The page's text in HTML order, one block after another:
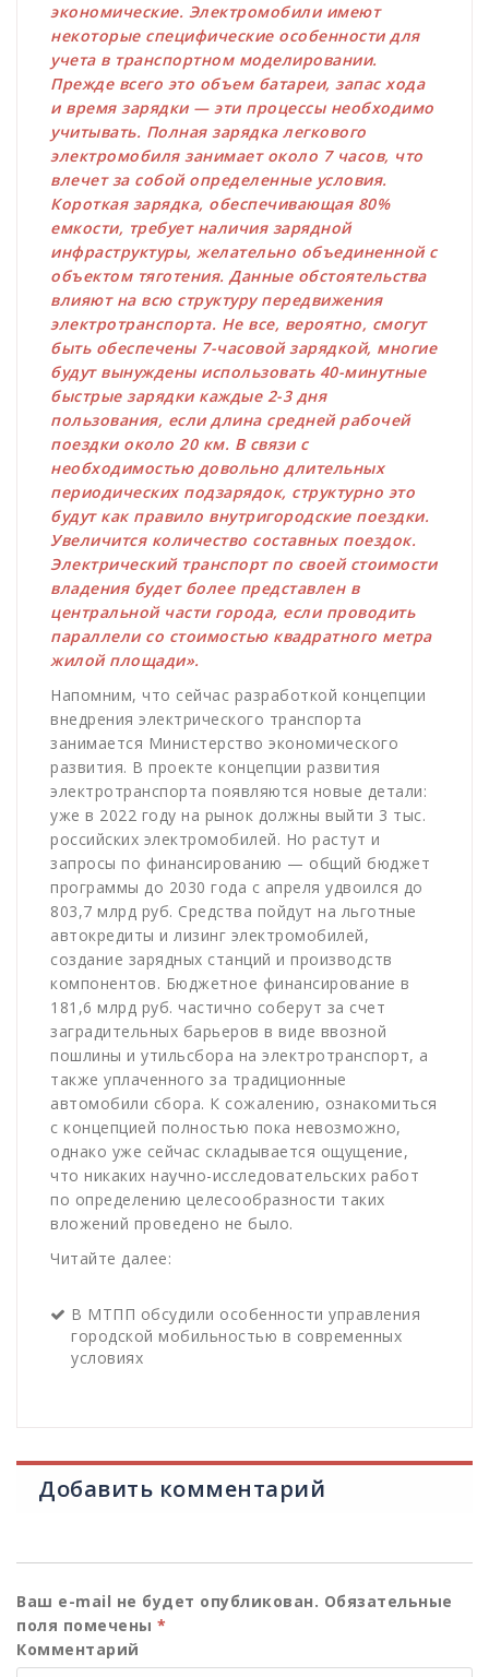
экономические. Электромобили имеют
некоторые специфические особенности для
учета в транспортном моделировании.
Прежде всего это объем батареи, запас хода
и время зарядки — эти процессы необходимо
учитывать. Полная зарядка легкового
электромобиля занимает около 7 часов, что
влечет за собой определенные условия.
Короткая зарядка, обеспечивающая 80%
емкости, требует наличия зарядной
инфраструктуры, желательно объединенной с
объектом тяготения. Данные обстоятельства
влияют на всю структуру передвижения
электротранспорта. Не все, вероятно, смогут
быть обеспечены 7-часовой зарядкой, многие
будут вынуждены использовать 40-минутные
быстрые зарядки каждые 2-3 дня
пользования, если длина средней рабочей
поездки около 20 км. В связи с
необходимостью довольно длительных
периодических подзарядок, структурно это
будут как правило внутригородские поездки.
Увеличится количество составных поездок.
Электрический транспорт по своей стоимости
владения будет более представлен в
центральной части города, если проводить
параллели со стоимостью квадратного метра
жилой площади».
Напомним, что сейчас разработкой концепции
внедрения электрического транспорта
занимается Министерство экономического
развития. В проекте концепции развития
электротранспорта появляются новые детали:
уже в 2022 году на рынок должны выйти 3 тыс.
российских электромобилей. Но растут и
запросы по финансированию — общий бюджет
программы до 2030 года с апреля удвоился до
803,7 млрд руб. Средства пойдут на льготные
автокредиты и лизинг электромобилей,
создание зарядных станций и производств
компонентов. Бюджетное финансирование в
181,6 млрд руб. частично соберут за счет
заградительных барьеров в виде ввозной
пошлины и утильсбора на электротранспорт, а
также уплаченного за традиционные
автомобили сбора. К сожалению, ознакомиться
с концепцией полностью пока невозможно,
однако уже сейчас складывается ощущение,
что никаких научно-исследовательских работ
по определению целесообразности таких
вложений проведено не было.
Читайте далее:
В МТПП обсудили особенности управления
городской мобильностью в современных
условиях
Добавить комментарий
Ваш e-mail не будет опубликован. Обязательные
поля помечены *
Комментарий